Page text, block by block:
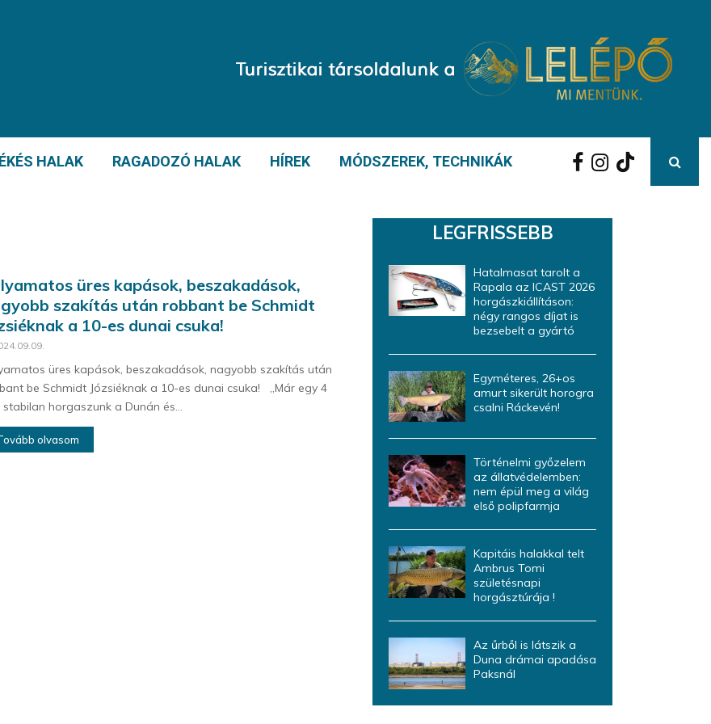
HALAK RAGADOZÓ HALAK HÍREK MÓDSZEREK, TECHNIKÁK
üres kapások, beszakadások,
szakítás után robbant be Schmidt
a 10-es dunai csuka!
üres kapások, beszakadások, nagyobb szakítás után
be Schmidt Józsiéknak a 10-es dunai csuka! „Már egy 4
stabilan horgaszunk a Dunán és...
olvasom
LEGFRISSEBB
Hatalmasat tarolt a
Rapala az ICAST 2026
horgászkiállításon:
négy rangos díjat is
bezsebelt a gyártó
Egyméteres, 26+os
amurt sikerült horogra
csalni Ráckevén!
Történelmi győzelem
az állatvédelemben:
nem épül meg a világ
első polipfarmja
Kapitáis halakkal telt
Ambrus Tomi
születésnapi
horgásztúrája !
Az űrből is látszik a
Duna drámai apadása
Paksnál